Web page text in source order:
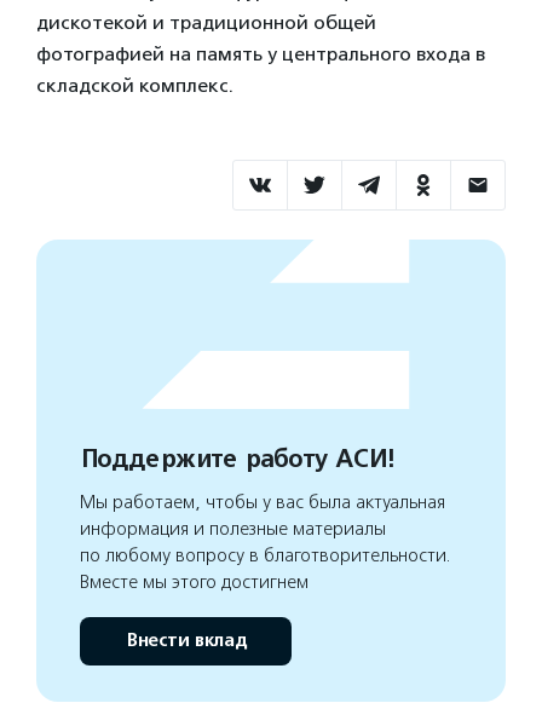
дискотекой и традиционной общей
фотографией на память у центрального входа в
складской комплекс.
Поддержите работу АСИ!
Мы работаем, чтобы у вас была актуальная
информация и полезные материалы
по любому вопросу в благотворительности.
Вместе мы этого достигнем
Внести вклад